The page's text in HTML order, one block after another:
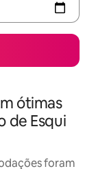
ótimas
de Esqui
foram